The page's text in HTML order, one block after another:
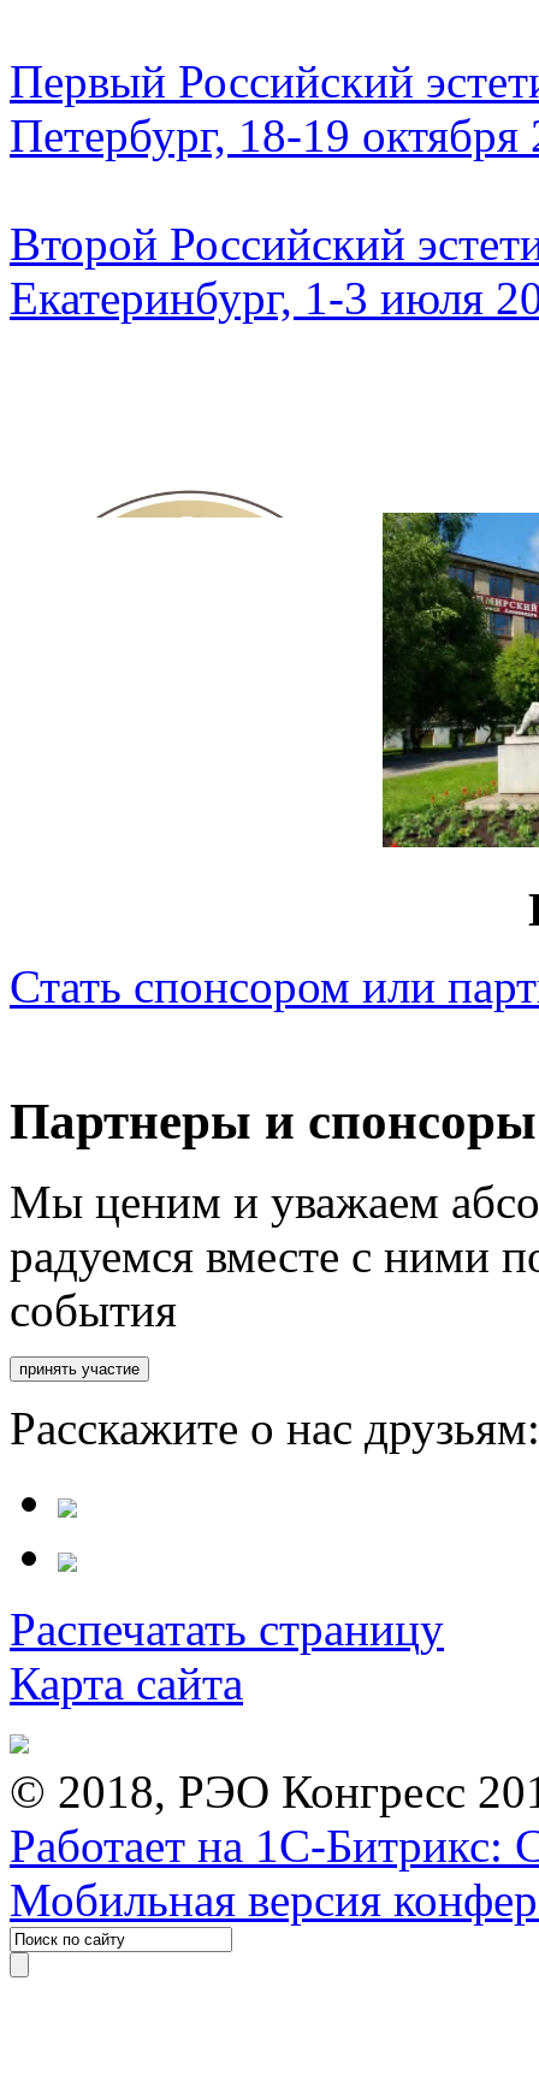
Первый Российский
Петербург, 18-19 октября
Второй Российский
Екатеринбург, 1-3 июля
Стать спонсором или
Партнеры и спонсоры
Мы ценим и уважаем
радуемся вместе с ними
события
Расскажите о нас
Распечатать страницу
Карта сайта
© 2018, РЭО Конгресс
Работает на 1С-Битрикс:
Мобильная версия